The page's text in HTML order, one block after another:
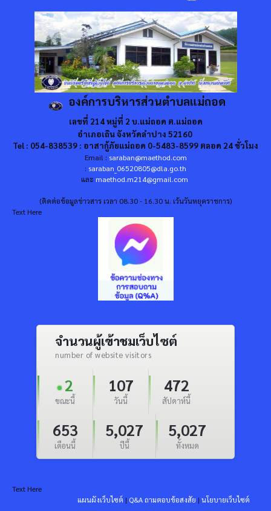
องค์การบริหารส่วนตำบลแม่ถอด
เลขที่ 214 หมู่ที่ 2 บ.แม่ถอด ต.แม่ถอด
อำเภอเถิน จังหวัดลำปาง 52160
Tel : 054-838539 : อาสากู้ภัยแม่ถอด 0-5483-8599 ตลอด 24 ชั่วโมง
Email : saraban@maethod.com
: saraban_06520805@dla.go.th
และ maethod.m214@gmail.com
(ติดต่อข้อมูลข่าวสาร เวลา 08.30 - 16.30 น. เว้นวันหยุดราชการ)
Text Here
จำนวนผู้เข้าชมเว็บไซต์
number of website visitors
2
ขณะนี้
107
วันนี้
472
สัปดาห์นี้
653
เดือนนี้
5,027
ปีนี้
5,027
ทั้งหมด
Text Here
แผนผังเว็บไซต์ | Q&A ถามตอบข้อสงสัย | นโยบายเว็บไซต์